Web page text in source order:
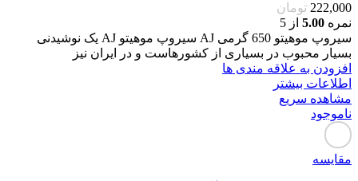
222,000 تومان
نمره 5.00 از 5
سیروپ موهیتو 650 گرمی AJ سیروپ موهیتو AJ یک نوشیدنی
بسیار محبوب در بسیاری از کشورهاست و در ایران نیز
افزودن به علاقه مندی ها
اطلاعات بیشتر
مشاهده سریع
ناموجود
مقایسه